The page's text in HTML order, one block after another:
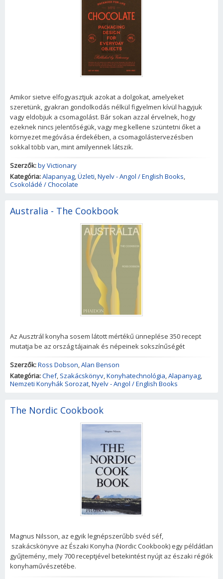
Amikor sietve elfogyasztjuk azokat a dolgokat, amelyeket
szeretünk, gyakran gondolkodás nélkül figyelmen kívül hagyjuk
vagy eldobjuk a csomagolást. Bár sokan azzal érvelnek, hogy
ezeknek nincs jelentőségük, vagy meg kellene szüntetni őket a
környezet megóvása érdekében, a csomagolástervezésben
sokkal több van, mint amilyennek látszik.
Szerzők:by Victionary
Kategória:Alapanyag,Üzleti,Nyelv - Angol / English Books,
Csokoládé / Chocolate
Australia - The Cookbook
Az Ausztrál konyha sosem látott mértékű ünneplése 350 recept
mutatja be az ország tájainak és népeinek sokszínűségét
Szerzők:Ross Dobson,Alan Benson
Kategória:Chef, Szakácskönyv,Konyhatechnológia,Alapanyag,
Nemzeti Konyhák Sorozat,Nyelv - Angol / English Books
The Nordic Cookbook
Magnus Nilsson, az egyik legnépszerűbb svéd séf,
szakácskönyve az Északi Konyha (Nordic Cookbook) egy példátlan
gyűjtemény, mely 700 receptjével betekintést nyújt az északi régiók
konyhaművészetébe.